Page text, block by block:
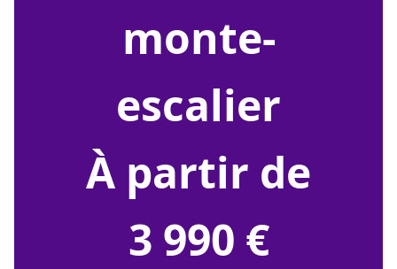
monte-
escalier
À partir de
3 990 €